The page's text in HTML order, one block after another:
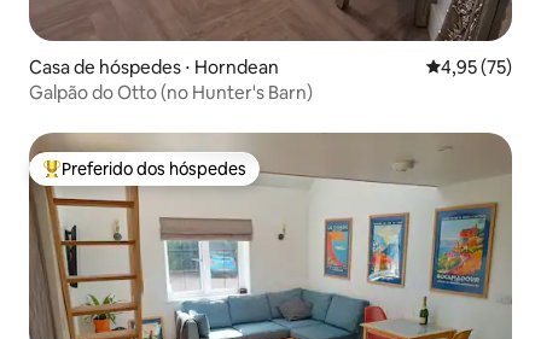
Casa de hóspedes ⋅ Horndean 4,95 de uma
4,95 (75)
Galpão do Otto (no Hunter's Barn)
Entre os melhores preferidos dos hóspedes
Preferido dos hóspedes